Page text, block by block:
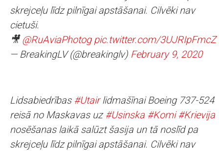
skrejceļu līdz pilnīgai apstāšanai. Cilvēki nav
cietuši.
🎥@RuAviaPhotog pic.twitter.com/3UJRIpFmcZ
— BreakingLV (@breakinglv) February 9, 2020
Lidsabiedrības #Utairlidmašīnai Boeing 737-524
reisā no Maskavas uz #Usinska #Komi #Krievija
nosēšanas laikā salūzt šasija un tā noslīd pa
skrejceļu līdz pilnīgai apstāšanai. Cilvēki nav